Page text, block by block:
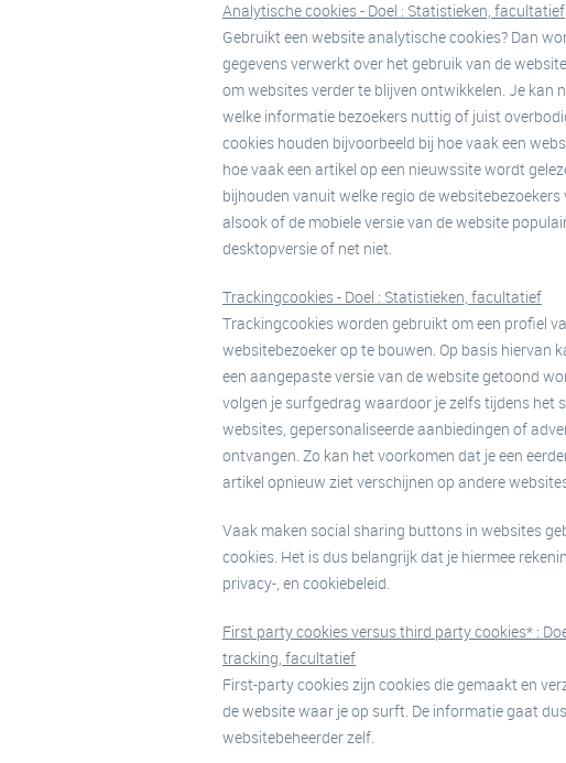
Analytische cookies - Doel : Statistieken, facultatief
Gebruikt een website analytische cookies? Dan
gegevens verwerkt over het gebruik van de
om websites verder te blijven ontwikkelen. Je kan
welke informatie bezoekers nuttig of juist
cookies houden bijvoorbeeld bij hoe vaak een
hoe vaak een artikel op een nieuwssite wordt
bijhouden vanuit welke regio de
alsook of de mobiele versie van de website
desktopversie of net niet.
Trackingcookies - Doel : Statistieken, facultatief
Trackingcookies worden gebruikt om een profiel
websitebezoeker op te bouwen. Op basis hiervan
een aangepaste versie van de website getoond
volgen je surfgedrag waardoor je zelfs tijdens het
websites, gepersonaliseerde aanbiedingen of
ontvangen. Zo kan het voorkomen dat je een
artikel opnieuw ziet verschijnen op andere
Vaak maken social sharing buttons in websites
cookies. Het is dus belangrijk dat je hiermee
privacy-, en cookiebeleid.
First party cookies versus third party cookies* :
tracking, facultatief
First-party cookies zijn cookies die gemaakt en
de website waar je op surft. De informatie gaat
websitebeheerder zelf.